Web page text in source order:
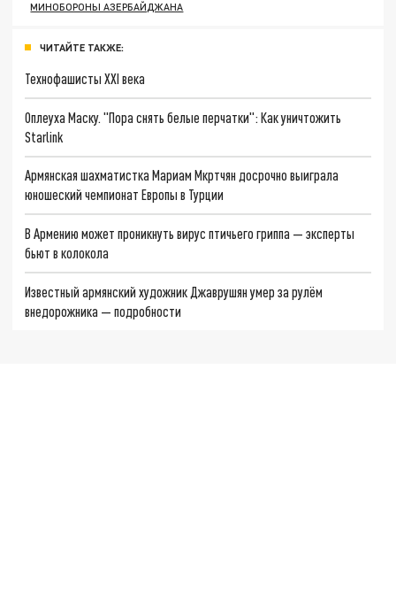
МИНОБОРОНЫ АЗЕРБАЙДЖАНА
ЧИТАЙТЕ ТАКЖЕ:
Технофашисты XXI века
Оплеуха Маску. "Пора снять белые перчатки": Как уничтожить
Starlink
Армянская шахматистка Мариам Мкртчян досрочно выиграла
юношеский чемпионат Европы в Турции
В Армению может проникнуть вирус птичьего гриппа — эксперты
бьют в колокола
Известный армянский художник Джаврушян умер за рулём
внедорожника — подробности